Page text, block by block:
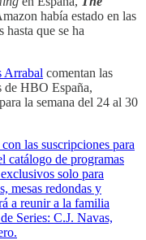
había estado en las
hasta que se ha
Arrabal comentan las
de HBO España,
la semana del 24 al 30
las suscripciones para
catálogo de programas
solo para
mesas redondas y
a reunir a la familia
Series: C.J. Navas,